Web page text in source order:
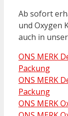
Ab sofort
und Oxygen
auch in
ONS MERK
Packung
ONS MERK
Packung
ONS MERK